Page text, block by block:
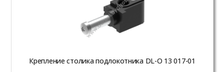
Крепление столика подлокотника DL-O 13 017-01